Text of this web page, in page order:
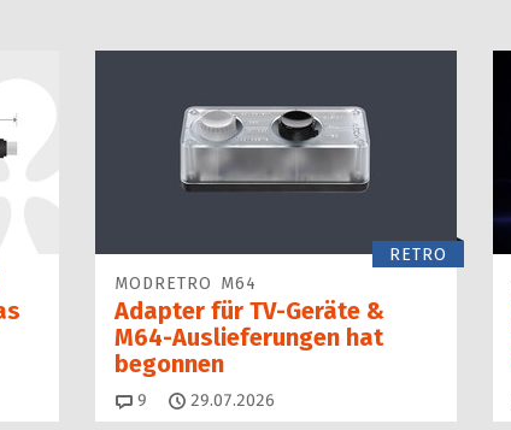
RETRO
MODRETRO M64
Adapter für TV-Geräte &
M64-Auslieferungen hat
begon­nen
9 Kommentare
29.07.2026